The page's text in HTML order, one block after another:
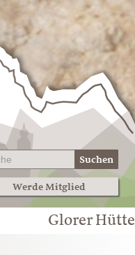
Suchen
Werde Mitglied
Glorer Hütte